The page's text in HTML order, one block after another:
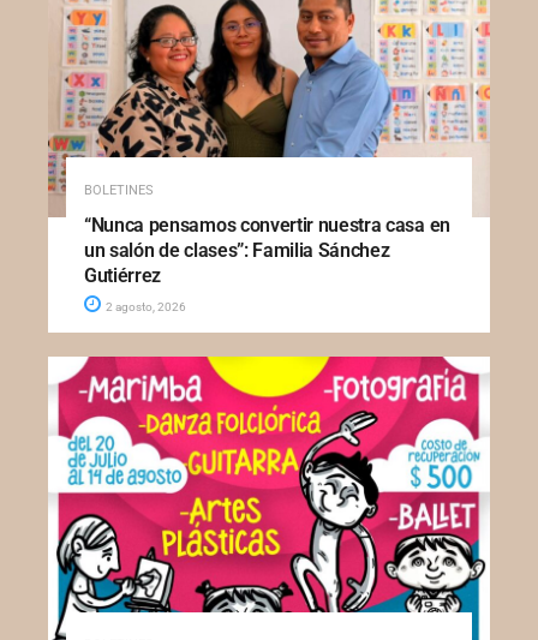
BOLETINES
“Nunca pensamos convertir nuestra casa en
un salón de clases”: Familia Sánchez
Gutiérrez
2 agosto, 2026